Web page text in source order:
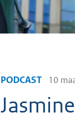
PODCAST 10